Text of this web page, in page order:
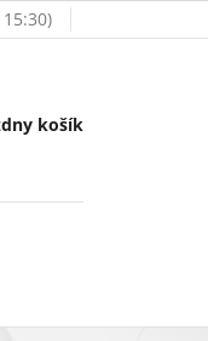
košík